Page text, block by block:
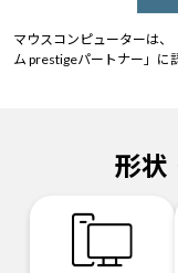
マウスコンピューターは
ム prestigeパートナー」に
形状